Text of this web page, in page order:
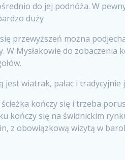
do jej podnóża. W
duży
przewyższeń można
Mysłakowie do zobaczenia
wiatrak, pałac i tradycyjnie
kończy się i trzeba
kończy się na świdnickim
z obowiązkową wizytą w